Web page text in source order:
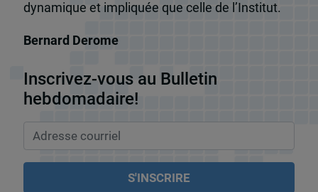
dynamique et impliquée que celle de l’Institut.
Bernard Derome
Inscrivez-vous au Bulletin
hebdomadaire!